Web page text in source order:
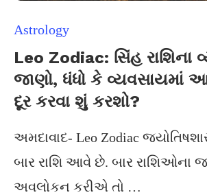
Astrology
Leo Zodiac: સિંહ રાશિના
જાણો, ધંધો કે વ્યવસાયમાં
દૂર કરવા શું કરશો?
અમદાવાદ- Leo Zodiac
બાર રાશિ આવે છે. બાર રાશિઓના
અવલોકન કરીએ તો …